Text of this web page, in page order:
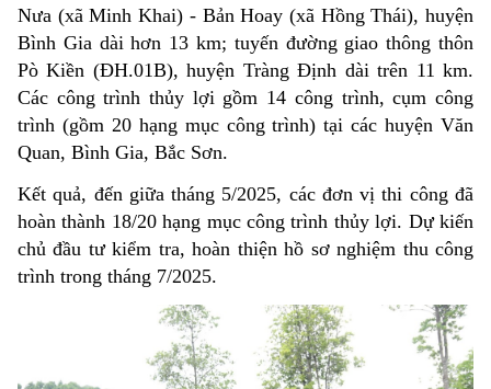
Nưa (xã Minh Khai) - Bản Hoay (xã Hồng Thái), huyện
Bình Gia dài hơn 13 km; tuyến đường giao thông thôn
Pò Kiền (ĐH.01B), huyện Tràng Định dài trên 11 km.
Các công trình thủy lợi gồm 14 công trình, cụm công
trình (gồm 20 hạng mục công trình) tại các huyện Văn
Quan, Bình Gia, Bắc Sơn.
Kết quả, đến giữa tháng 5/2025, các đơn vị thi công đã
hoàn thành 18/20 hạng mục công trình thủy lợi. Dự kiến
chủ đầu tư kiểm tra, hoàn thiện hồ sơ nghiệm thu công
trình trong tháng 7/2025.